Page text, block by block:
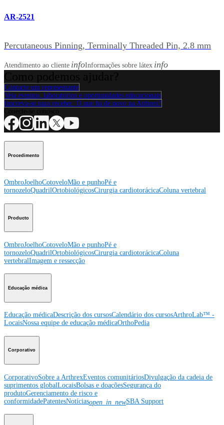
AR-2521
Percutaneous Pinning, Terminally Threaded Pin, 2.8 mm
Atendimento ao cliente infoInformações sobre látex info
Contacte um representante
Veja eventos, laboratórios e oportunidades educacionais
Inscreva-se para receber: O que há de novo na Arthrex?
Procedimento
OmbroJoelhoCotoveloMão e punhoPé e
tornozeloQuadrilOrtobiológicosCirurgia cardiotorácicaColuna vertebral
Producto
OmbroJoelhoCotoveloMão e punhoPé e
tornozeloQuadrilOrtobiológicosCirurgia cardiotorácicaColuna
vertebralImagem e ressecção
Educação médica
Educação médicaDescrição dos cursosCalendário dos cursosArthroLab™ -
LocaisNossa equipe de educação médicaOrthoPedia
Corporativo
CorporativoSobre a ArthrexEventos comunitáriosDivulgação da cadeia de
suprimentos globalLocaisBolsas e doaçõesSegurança do
produtoGerenciamento de risco e
conformidadePatentesNotíciasopen_in_newSBA Support